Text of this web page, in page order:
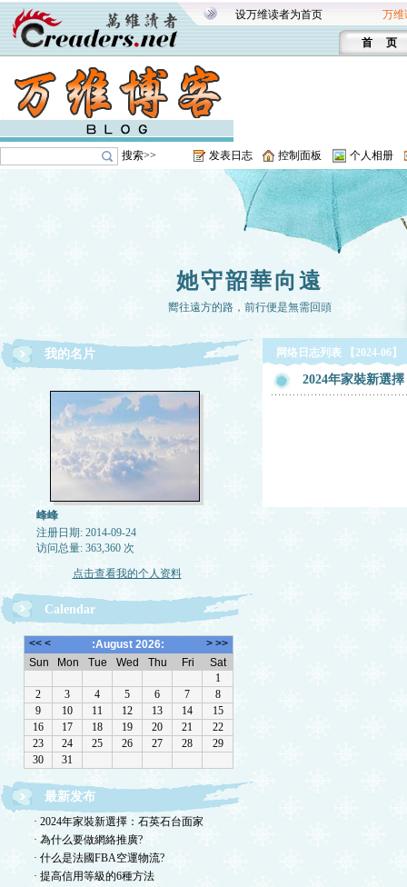
设万维读者为首页 万维
首 页
搜索>> 发表日志 控制面板 个人相册
她守韶華向遠
嚮往遠方的路，前行便是無需回頭
我的名片
峰峰
注册日期: 2014-09-24
访问总量: 363,360 次
点击查看我的个人资料
Calendar
最新发布
· 2024年家裝新選擇：石英石台面家
· 為什么要做網絡推廣?
· 什么是法國FBA空運物流?
· 提高信用等級的6種方法
网络日志列表 【2024-06】
2024年家裝新選